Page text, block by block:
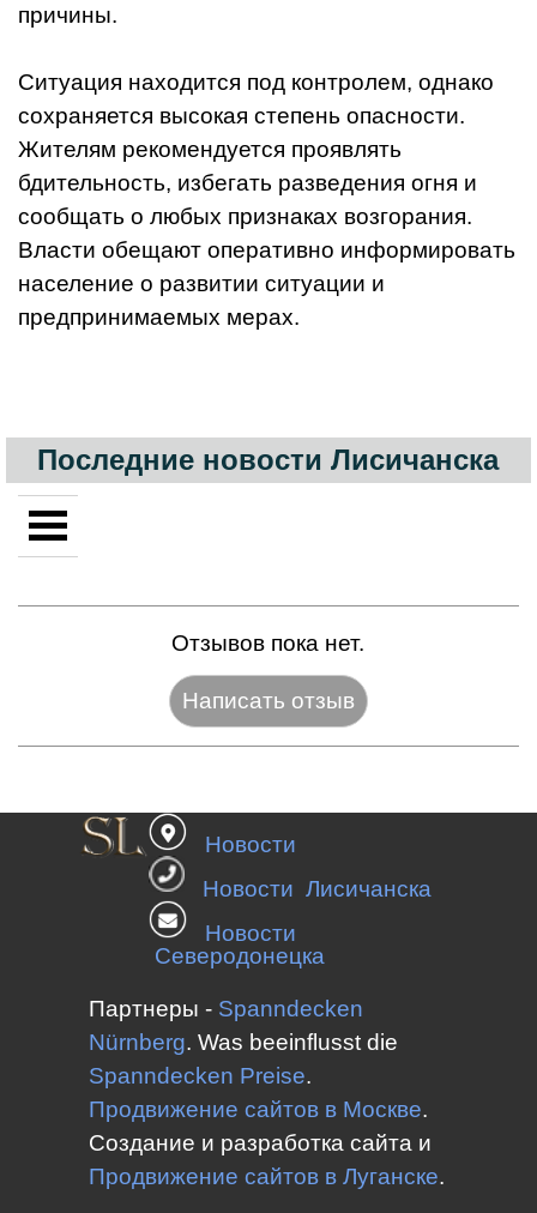
причины.
Ситуация находится под контролем, однако
сохраняется высокая степень опасности.
Жителям рекомендуется проявлять
бдительность, избегать разведения огня и
сообщать о любых признаках возгорания.
Власти обещают оперативно информировать
население о развитии ситуации и
предпринимаемых мерах.
Последние новости Лисичанска
Отзывов пока нет.
Оценка:*
Сообщение:*
Новости
Новости Лисичанска
Новости
Северодонецка
Партнеры - Spanndecken
Nürnberg. Was beeinflusst die
Spanndecken Preise.
Продвижение сайтов в Москве.
Создание и разработка сайта и
Продвижение сайтов в Луганске.